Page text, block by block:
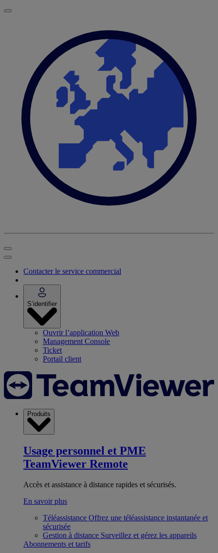
Contacter le service commercial
S’identifier
Ouvrir l’application Web
Management Console
Ticket
Portail client
Produits
Usage personnel et PME
TeamViewer Remote
Accès et assistance à distance rapides et sécurisés.
En savoir plus
Téléassistance Offrez une téléassistance instantanée et
sécurisée
Gestion à distance Surveillez et gérez les appareils
Abonnements et tarifs